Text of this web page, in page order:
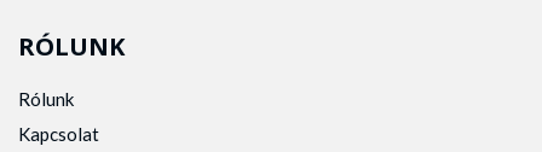
RÓLUNK
Rólunk
Kapcsolat